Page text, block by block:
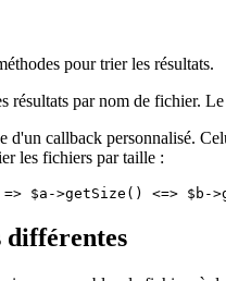
pour trier les résultats.
résultats par nom de fichier.
d'un callback personnalisé.
les fichiers par taille :
différentes